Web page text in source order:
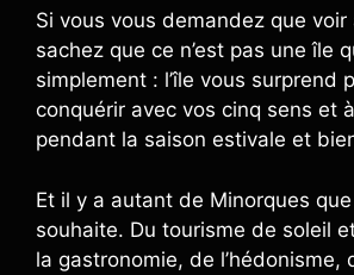
Si vous vous demandez que voir
sachez que ce n’est pas une île
simplement : l’île vous surprend
conquérir avec vos cinq sens et
pendant la saison estivale et
Et il y a autant de Minorques
souhaite. Du tourisme de soleil
la gastronomie, de l’hédonisme,